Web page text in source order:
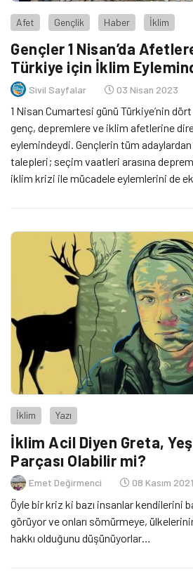
Afet Gençlik Haber İklim
Gençler 1 Nisan’da
Türkiye için İklim
Sivil Sayfalar 03 Nisan 2023
1 Nisan Cumartesi günü Türkiye’nin
genç, depremlere ve iklim afetlerine
eylemindeydi. Gençlerin tüm
talepleri; seçim vaatleri arasına
iklim krizi ile mücadele eylemlerini de
İklim Yazı
İklim Acil Diyen Greta,
Parçası Olabilir mi?
Emet Değirmenci 08 Kasım 2021
Öyle bir kriz ki bazı insanlar kendilerini
görüyor ve onları sömürmeye,
hakkı olduğunu düşünüyorlar…